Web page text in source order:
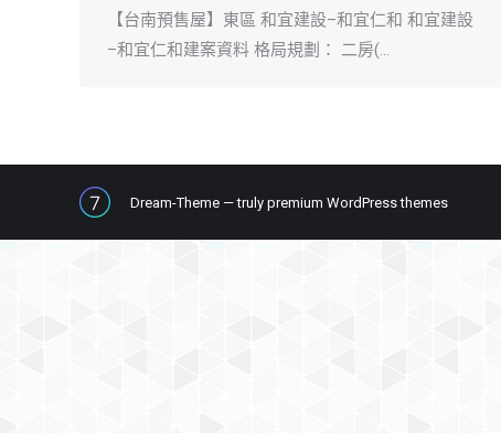
【台南預售屋】東區 和宜建設–和宜仁和 和宜建設
–和宜仁和建案資料 格局規劃： 二房(…
Dream-Theme — truly premium WordPress themes